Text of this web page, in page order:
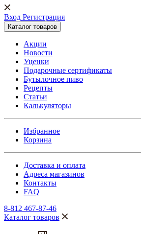
Вход Регистрация
Каталог товаров
Акции
Новости
Уценки
Подарочные сертификаты
Бутылочное пиво
Рецепты
Статьи
Калькуляторы
Избранное
Корзина
Доставка и оплата
Адреса магазинов
Контакты
FAQ
8-812 467-87-46
Каталог товаров